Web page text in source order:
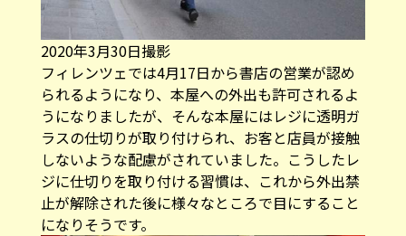
2020年3月30日撮影
フィレンツェでは4月17日から書店の営業が認め
られるようになり、本屋への外出も許可されるよ
うになりましたが、そんな本屋にはレジに透明ガ
ラスの仕切りが取り付けられ、お客と店員が接触
しないような配慮がされていました。こうしたレ
ジに仕切りを取り付ける習慣は、これから外出禁
止が解除された後に様々なところで目にすること
になりそうです。